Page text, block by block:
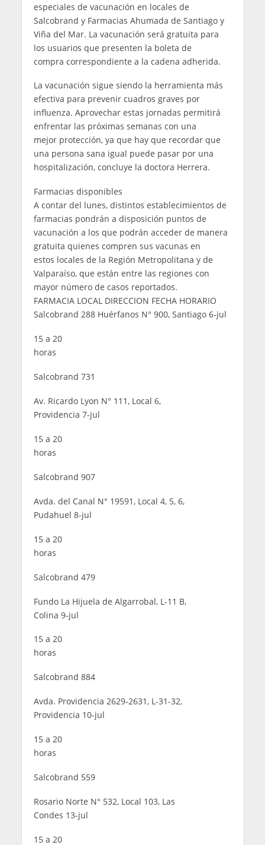
especiales de vacunación en locales de
Salcobrand y Farmacias Ahumada de Santiago y
Viña del Mar. La vacunación será gratuita para
los usuarios que presenten la boleta de
compra correspondiente a la cadena adherida.
La vacunación sigue siendo la herramienta más
efectiva para prevenir cuadros graves por
influenza. Aprovechar estas jornadas permitirá
enfrentar las próximas semanas con una
mejor protección, ya que hay que recordar que
una persona sana igual puede pasar por una
hospitalización, concluye la doctora Herrera.
Farmacias disponibles
A contar del lunes, distintos establecimientos de
farmacias pondrán a disposición puntos de
vacunación a los que podrán acceder de manera
gratuita quienes compren sus vacunas en
estos locales de la Región Metropolitana y de
Valparaíso, que están entre las regiones con
mayor número de casos reportados.
FARMACIA LOCAL DIRECCION FECHA HORARIO
Salcobrand 288 Huérfanos N° 900, Santiago 6-jul
15 a 20
horas
Salcobrand 731
Av. Ricardo Lyon N° 111, Local 6,
Providencia 7-jul
15 a 20
horas
Salcobrand 907
Avda. del Canal N° 19591, Local 4, 5, 6,
Pudahuel 8-jul
15 a 20
horas
Salcobrand 479
Fundo La Hijuela de Algarrobal, L-11 B,
Colina 9-jul
15 a 20
horas
Salcobrand 884
Avda. Providencia 2629-2631, L-31-32,
Providencia 10-jul
15 a 20
horas
Salcobrand 559
Rosario Norte N° 532, Local 103, Las
Condes 13-jul
15 a 20